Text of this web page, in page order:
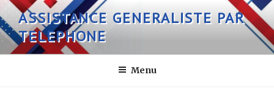
Aller
au
contenu
principal
ASSISTANCE GENERALISTE PAR
TELEPHONE
Menu